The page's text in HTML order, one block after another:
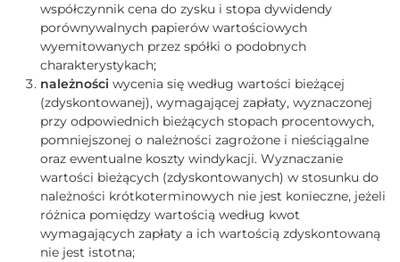
współczynnik cena do zysku i stopa dywidendy
porównywalnych papierów wartościowych
wyemitowanych przez spółki o podobnych
charakterystykach;
należności wycenia się według wartości bieżącej
(zdyskontowanej), wymagającej zapłaty, wyznaczonej
przy odpowiednich bieżących stopach procentowych,
pomniejszonej o należności zagrożone i nieściągalne
oraz ewentualne koszty windykacji. Wyznaczanie
wartości bieżących (zdyskontowanych) w stosunku do
należności krótkoterminowych nie jest konieczne, jeżeli
różnica pomiędzy wartością według kwot
wymagających zapłaty a ich wartością zdyskontowaną
nie jest istotna;